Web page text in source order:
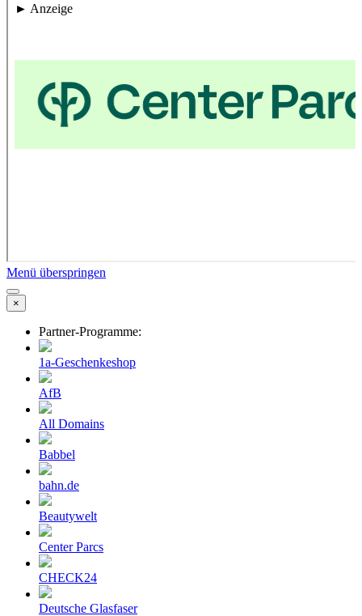
Menü überspringen
×
Partner-Programme:
1a-Geschenkeshop
AfB
All Domains
Babbel
bahn.de
Beautywelt
Center Parcs
CHECK24
Deutsche Glasfaser